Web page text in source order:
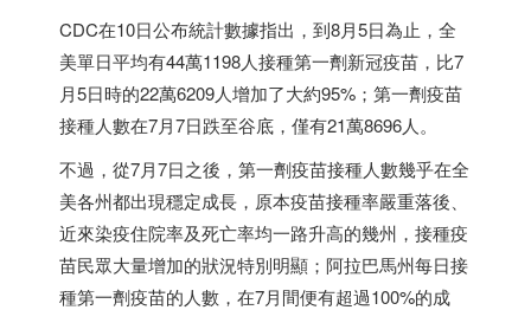
CDC在10日公布統計數據指出，到8月5日為止，全
美單日平均有44萬1198人接種第一劑新冠疫苗，比7
月5日時的22萬6209人增加了大約95%；第一劑疫苗
接種人數在7月7日跌至谷底，僅有21萬8696人。
不過，從7月7日之後，第一劑疫苗接種人數幾乎在全
美各州都出現穩定成長，原本疫苗接種率嚴重落後、
近來染疫住院率及死亡率均一路升高的幾州，接種疫
苗民眾大量增加的狀況特別明顯；阿拉巴馬州每日接
種第一劑疫苗的人數，在7月間便有超過100%的成